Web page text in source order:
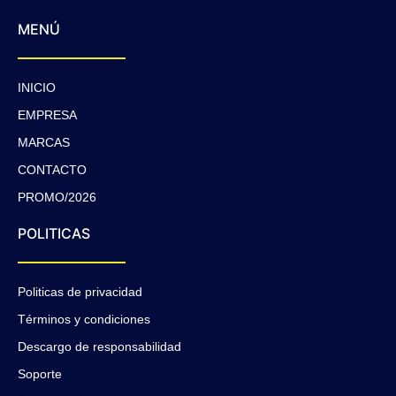
MENÚ
INICIO
EMPRESA
MARCAS
CONTACTO
PROMO/2026
POLITICAS
Politicas de privacidad
Términos y condiciones
Descargo de responsabilidad
Soporte